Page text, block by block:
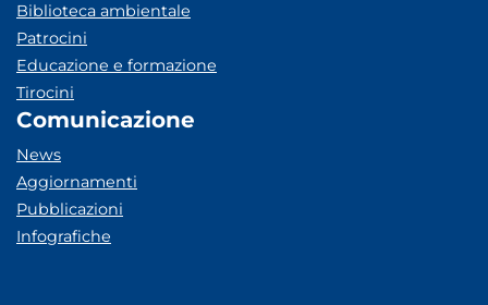
Biblioteca ambientale
Patrocini
Educazione e formazione
Tirocini
Comunicazione
News
Aggiornamenti
Pubblicazioni
Infografiche